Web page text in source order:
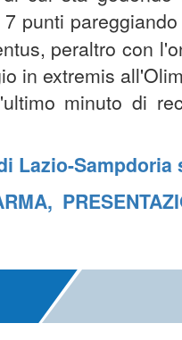
punti
peraltro con
in extremis
minuto di
Lazio-Sampdoria